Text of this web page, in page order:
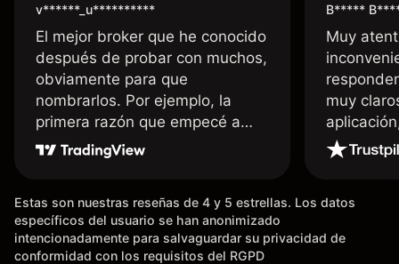
v******_u**********
El mejor broker que he conocido
después de probar con muchos,
obviamente para que
nombrarlos. Por ejemplo, la
primera razón que empecé a
usar Capital fue la llegada de mi
dinero de inmediato a mi cuenta
existentes en el mercado que
tardan días o tienen mucha
burocracia; y la segunda razón,
B*****
Muy
muy
Estas son nuestras reseñas de 4 y 5 estrellas. Los datos
específicos del usuario se han anonimizado
intencionadamente para salvaguardar su privacidad de
conformidad con los requisitos del RGPD